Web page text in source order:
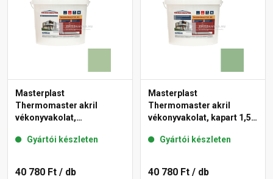
Masterplast
Thermomaster akril
vékonyvakolat,
41-C 25 kg
Gyártói készleten
40 780 Ft / db
Masterplast
Thermomaster akril
vékonyvakolat, kapart 1,5
Gyártói készleten
40 780 Ft / db